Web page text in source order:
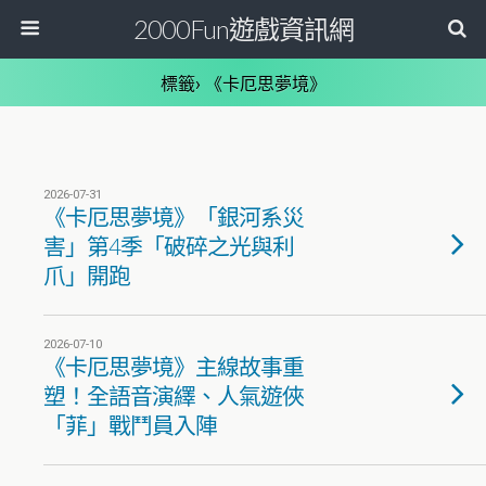
2000Fun遊戲資訊網
標籤› 《卡厄思夢境》
2026-07-31
《卡厄思夢境》「銀河系災
害」第4季「破碎之光與利
爪」開跑
2026-07-10
《卡厄思夢境》主線故事重
塑！全語音演繹、人氣遊俠
「菲」戰鬥員入陣